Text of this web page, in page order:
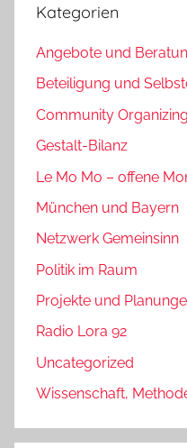
Kategorien
Angebote und
Beteiligung und
Community Organizing
Gestalt-Bilanz
Le Mo Mo – offene
München und Bayern
Netzwerk Gemeinsinn
Politik im Raum
Projekte und
Radio Lora 92
Uncategorized
Wissenschaft,